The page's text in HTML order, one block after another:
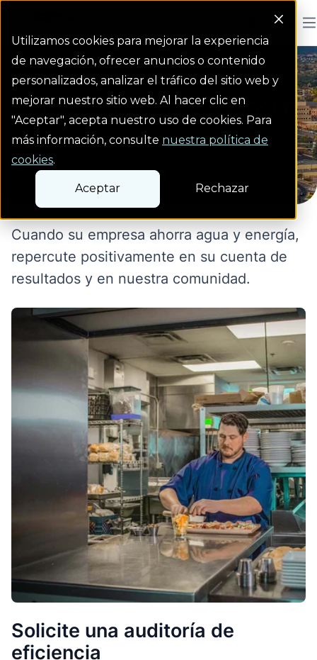
Utilizamos cookies para mejorar la experiencia
de navegación, ofrecer anuncios o contenido
personalizados, analizar el tráfico del sitio web y
mejorar nuestro sitio web. Al hacer clic en
"Aceptar", acepta nuestro uso de cookies. Para
más información, consulte nuestra política de
cookies.
Aceptar Rechazar
homepage link
Consejos para la efi...
Consejos para la eficiencia
empresarial
Cuando su empresa ahorra agua y energía,
repercute positivamente en su cuenta de
resultados y en nuestra comunidad.
Solicite una auditoría de
eficiencia